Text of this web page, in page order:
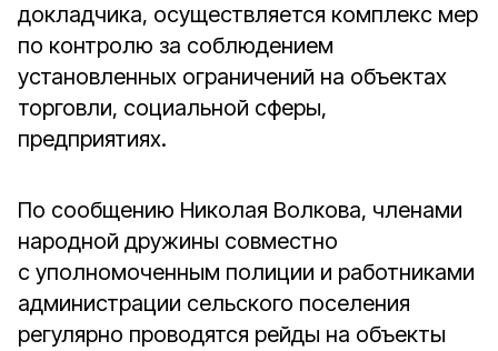
докладчика, осуществляется комплекс мер
по контролю за соблюдением
установленных ограничений на объектах
торговли, социальной сферы,
предприятиях.
По сообщению Николая Волкова, членами
народной дружины совместно
с уполномоченным полиции и работниками
администрации сельского поселения
регулярно проводятся рейды на объекты